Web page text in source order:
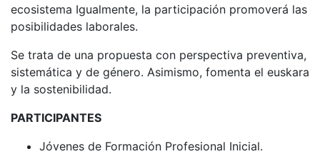
ecosistema Igualmente, la participación promoverá las
posibilidades laborales.
Se trata de una propuesta con perspectiva preventiva,
sistemática y de género. Asimismo, fomenta el euskara
y la sostenibilidad.
PARTICIPANTES
Jóvenes de Formación Profesional Inicial.